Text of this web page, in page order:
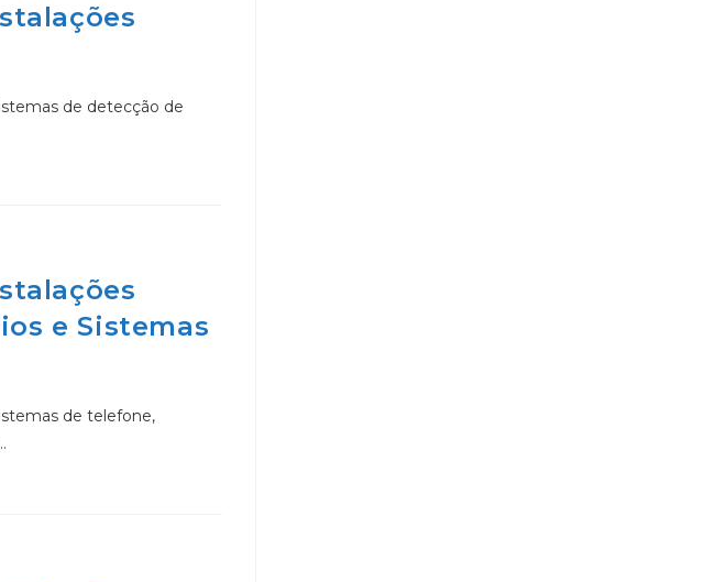
de detecção de
e Sistemas
de telefone,